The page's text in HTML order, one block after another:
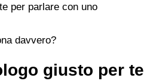
per parlare con uno
davvero?
giusto per te